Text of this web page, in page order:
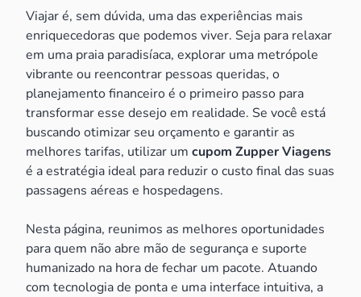
Viajar é, sem dúvida, uma das experiências mais
enriquecedoras que podemos viver. Seja para relaxar
em uma praia paradisíaca, explorar uma metrópole
vibrante ou reencontrar pessoas queridas, o
planejamento financeiro é o primeiro passo para
transformar esse desejo em realidade. Se você está
buscando otimizar seu orçamento e garantir as
melhores tarifas, utilizar um cupom Zupper Viagens
é a estratégia ideal para reduzir o custo final das suas
passagens aéreas e hospedagens.
Nesta página, reunimos as melhores oportunidades
para quem não abre mão de segurança e suporte
humanizado na hora de fechar um pacote. Atuando
com tecnologia de ponta e uma interface intuitiva, a